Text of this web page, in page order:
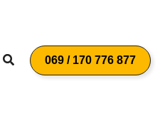
Suchen069 / 170 776 877